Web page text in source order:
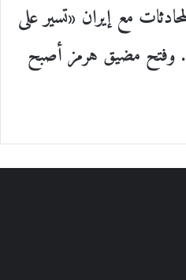
مع إيران «تسير على
وفتح مضيق هرمز أصبح